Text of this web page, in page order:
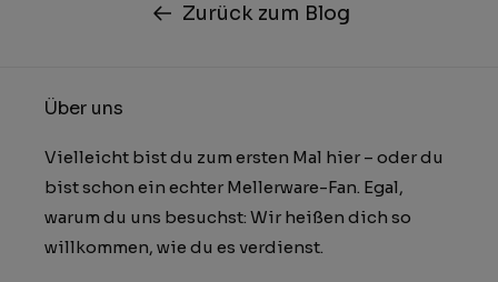
Zurück zum Blog
Über uns
Vielleicht bist du zum ersten Mal hier – oder du
bist schon ein echter Mellerware-Fan. Egal,
warum du uns besuchst: Wir heißen dich so
willkommen, wie du es verdienst.